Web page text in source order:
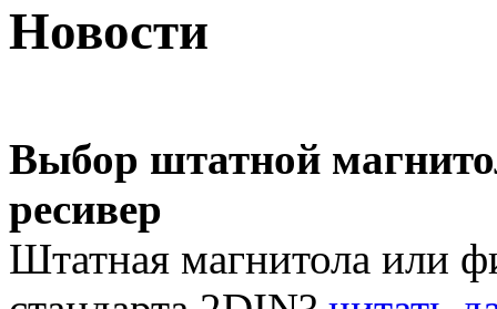
Новости
Выбор штатной
ресивер
Штатная магнитола или